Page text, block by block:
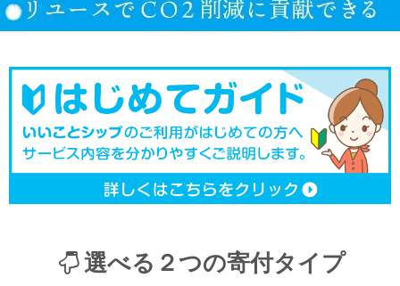
選べる２つの寄付タイプ